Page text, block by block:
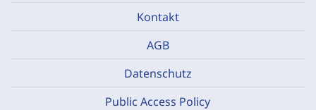
Kontakt
AGB
Datenschutz
Public Access Policy